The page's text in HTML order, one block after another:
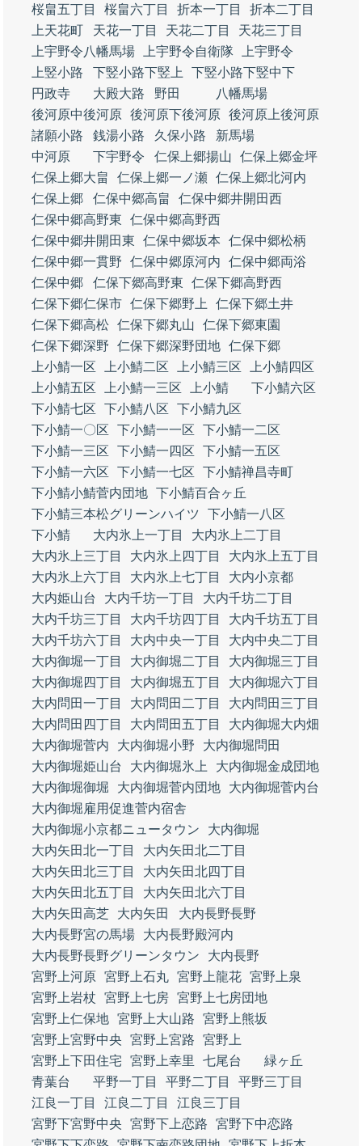
桜畠五丁目
桜畠六丁目 折本一丁目
折本二丁目
上天花町
天花一丁目 天花二丁目
天花三丁目
上宇野令八幡馬場
上宇野令自衛隊
上宇野令
上竪小路
下竪小路下竪上
下竪小路下竪中下
円政寺
大殿大路 野田
八幡馬場
後河原中後河原 後河原下後河原 後河原上後河原
諸願小路
銭湯小路 久保小路
新馬場
中河原
下宇野令 仁保上郷揚山
仁保上郷金坪
仁保上郷大畠
仁保上郷一ノ瀬 仁保上郷北河内
仁保上郷
仁保中郷高畠
仁保中郷井開田西
仁保中郷高野東
仁保中郷高野西
仁保中郷井開田東
仁保中郷坂本
仁保中郷松柄
仁保中郷一貫野
仁保中郷原河内
仁保中郷両浴
仁保中郷
仁保下郷高野東
仁保下郷高野西
仁保下郷仁保市 仁保下郷野上
仁保下郷土井
仁保下郷高松 仁保下郷丸山
仁保下郷東園
仁保下郷深野
仁保下郷深野団地 仁保下郷
上小鯖一区
上小鯖二区 上小鯖三区
上小鯖四区
上小鯖五区
上小鯖一三区 上小鯖
下小鯖六区
下小鯖七区
下小鯖八区
下小鯖九区
下小鯖一〇区
下小鯖一一区
下小鯖一二区
下小鯖一三区
下小鯖一四区
下小鯖一五区
下小鯖一六区
下小鯖一七区
下小鯖禅昌寺町
下小鯖小鯖菅内団地 下小鯖百合ヶ丘
下小鯖三本松グリーンハイツ
下小鯖一八区
下小鯖
大内氷上一丁目
大内氷上二丁目
大内氷上三丁目
大内氷上四丁目
大内氷上五丁目
大内氷上六丁目
大内氷上七丁目
大内小京都
大内姫山台
大内千坊一丁目
大内千坊二丁目
大内千坊三丁目
大内千坊四丁目
大内千坊五丁目
大内千坊六丁目
大内中央一丁目
大内中央二丁目
大内御堀一丁目
大内御堀二丁目
大内御堀三丁目
大内御堀四丁目
大内御堀五丁目
大内御堀六丁目
大内問田一丁目
大内問田二丁目
大内問田三丁目
大内問田四丁目
大内問田五丁目
大内御堀大内畑
大内御堀菅内
大内御堀小野
大内御堀問田
大内御堀姫山台
大内御堀氷上
大内御堀金成団地
大内御堀御堀
大内御堀菅内団地
大内御堀菅内台
大内御堀雇用促進菅内宿舎
大内御堀小京都ニュータウン
大内御堀
大内矢田北一丁目
大内矢田北二丁目
大内矢田北三丁目
大内矢田北四丁目
大内矢田北五丁目
大内矢田北六丁目
大内矢田高芝
大内矢田
大内長野長野
大内長野宮の馬場
大内長野殿河内
大内長野長野グリーンタウン
大内長野
宮野上河原 宮野上石丸 宮野上龍花 宮野上泉
宮野上岩杖
宮野上七房 宮野上七房団地
宮野上仁保地 宮野上大山路
宮野上熊坂
宮野上宮野中央
宮野上宮路
宮野上
宮野上下田住宅
宮野上幸里 七尾台
緑ヶ丘
青葉台
平野一丁目 平野二丁目
平野三丁目
江良一丁目
江良二丁目
江良三丁目
宮野下宮野中央
宮野下上恋路
宮野下中恋路